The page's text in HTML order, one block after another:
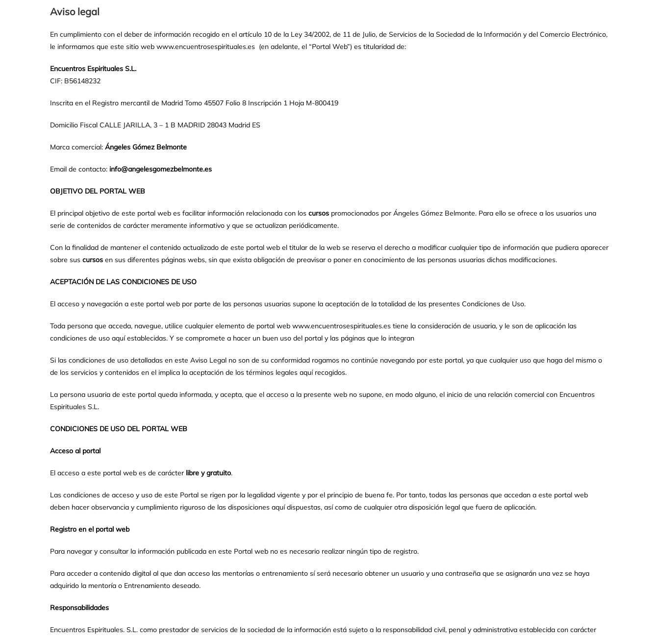
Aviso legal
En cumplimiento con el deber de información recogido en el artículo 10 de la Ley 34/2002, de 11 de Julio, de Servicios de la Sociedad de la Información y del Comercio Electrónico,
le informamos que este sitio web www.encuentrosespirituales.es (en adelante, el “Portal Web”) es titularidad de:
Encuentros Espirituales S.L.
CIF: B56148232
Inscrita en el Registro mercantil de Madrid Tomo 45507 Folio 8 Inscripción 1 Hoja M-800419
Domicilio Fiscal CALLE JARILLA, 3 – 1 B MADRID 28043 Madrid ES
Marca comercial: Ángeles Gómez Belmonte
Email de contacto: info@angelesgomezbelmonte.es
OBJETIVO DEL PORTAL WEB
El principal objetivo de este portal web es facilitar información relacionada con los cursos promocionados por Ángeles Gómez Belmonte. Para ello se ofrece a los usuarios una
serie de contenidos de carácter meramente informativo y que se actualizan periódicamente.
Con la finalidad de mantener el contenido actualizado de este portal web el titular de la web se reserva el derecho a modificar cualquier tipo de información que pudiera aparecer
sobre sus cursos en sus diferentes páginas webs, sin que exista obligación de preavisar o poner en conocimiento de las personas usuarias dichas modificaciones.
ACEPTACIÓN DE LAS CONDICIONES DE USO
El acceso y navegación a este portal web por parte de las personas usuarias supone la aceptación de la totalidad de las presentes Condiciones de Uso.
Toda persona que acceda, navegue, utilice cualquier elemento de portal web www.encuentrosespirituales.es tiene la consideración de usuaria, y le son de aplicación las
condiciones de uso aquí establecidas. Y se compromete a hacer un buen uso del portal y las páginas que lo integran
Si las condiciones de uso detalladas en este Aviso Legal no son de su conformidad rogamos no continúe navegando por este portal, ya que cualquier uso que haga del mismo o
de los servicios y contenidos en el implica la aceptación de los términos legales aquí recogidos.
La persona usuaria de este portal queda informada, y acepta, que el acceso a la presente web no supone, en modo alguno, el inicio de una relación comercial con Encuentros
Espirituales S.L.
CONDICIONES DE USO DEL PORTAL WEB
Acceso al portal
El acceso a este portal web es de carácter libre y gratuito.
Las condiciones de acceso y uso de este Portal se rigen por la legalidad vigente y por el principio de buena fe. Por tanto, todas las personas que accedan a este portal web
deben hacer observancia y cumplimiento riguroso de las disposiciones aquí dispuestas, así como de cualquier otra disposición legal que fuera de aplicación.
Registro en el portal web
Para navegar y consultar la información publicada en este Portal web no es necesario realizar ningún tipo de registro.
Para acceder a contenido digital al que dan acceso las mentorías o entrenamiento sí será necesario obtener un usuario y una contraseña que se asignarán una vez se haya
adquirido la mentoría o Entrenamiento deseado.
Responsabilidades
Encuentros Espirituales. S.L. como prestador de servicios de la sociedad de la información está sujeto a la responsabilidad civil, penal y administrativa establecida con carácter